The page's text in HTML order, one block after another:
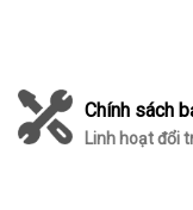
Chính sách
Linh hoạt đổi